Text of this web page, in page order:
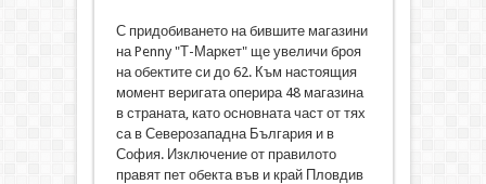
С придобиването на бившите магазини
на Penny "Т-Маркет" ще увеличи броя
на обектите си до 62. Към настоящия
момент веригата оперира 48 магазина
в страната, като основната част от тях
са в Северозападна България и в
София. Изключение от правилото
правят пет обекта във и край Пловдив